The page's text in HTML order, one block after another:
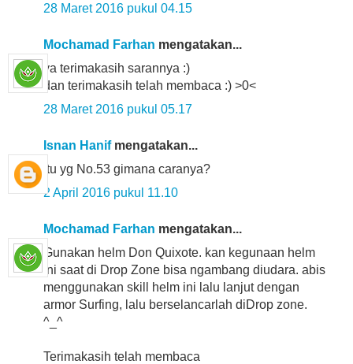
28 Maret 2016 pukul 04.15
Mochamad Farhan mengatakan...
ya terimakasih sarannya :)
dan terimakasih telah membaca :) >0<
28 Maret 2016 pukul 05.17
Isnan Hanifmengatakan...
itu yg No.53 gimana caranya?
2 April 2016 pukul 11.10
Mochamad Farhan mengatakan...
Gunakan helm Don Quixote. kan kegunaan helm
ini saat di Drop Zone bisa ngambang diudara. abis
menggunakan skill helm ini lalu lanjut dengan
armor Surfing, lalu berselancarlah diDrop zone.
^_^
Terimakasih telah membaca